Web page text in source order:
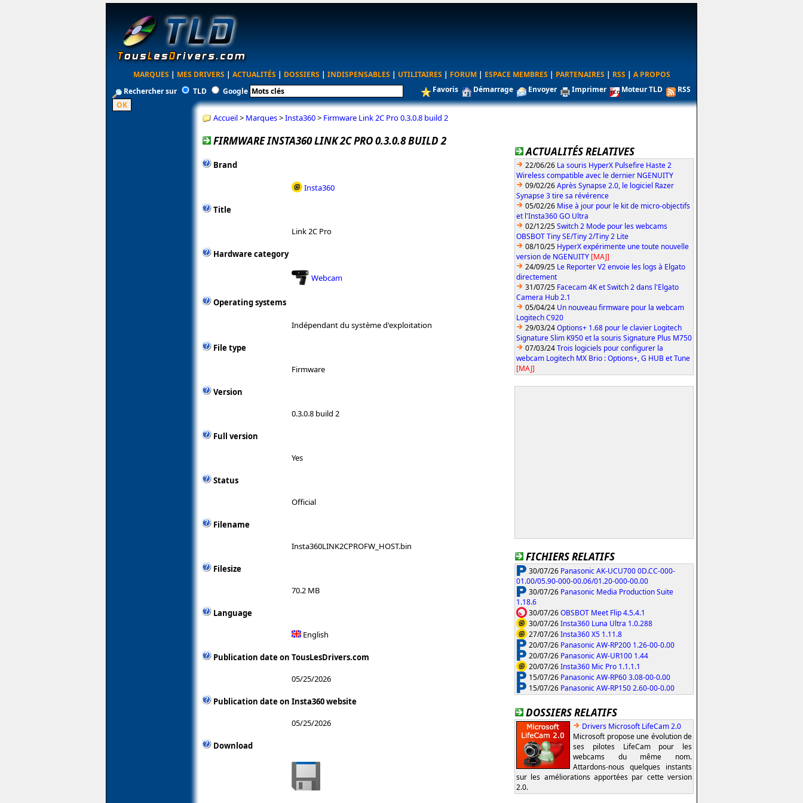
MARQUES | MES DRIVERS | ACTUALITÉS | DOSSIERS | INDISPENSABLES | UTILITAIRES | FORUM | ESPACE MEMBRES | PARTENAIRES | RSS | A PROPOS
Rechercher sur
TLD Google Favoris Démarrage Envoyer Imprimer Moteur TLD RSS
Accueil> Marques>Insta360> Firmware Link 2C Pro 0.3.0.8 build 2
FIRMWARE INSTA360 LINK 2C PRO 0.3.0.8 BUILD 2
Brand
Insta360
Title
Link 2C Pro
Hardware category
Webcam
Operating systems
Indépendant du système d'exploitation
File type
Firmware
Version
0.3.0.8 build 2
Full version
Yes
Status
Official
Filename
Insta360LINK2CPROFW_HOST.bin
Filesize
70.2 MB
Language
English
Publication date on TousLesDrivers.com
05/25/2026
Publication date on Insta360 website
05/25/2026
Download
ACTUALITÉS RELATIVES
22/06/26 La souris HyperX Pulsefire Haste 2
Wireless compatible avec le dernier NGENUITY
09/02/26Après Synapse 2.0, le logiciel Razer
Synapse 3 tire sa révérence
05/02/26 Mise à jour pour le kit de micro-objectifs
et l'Insta360 GO Ultra
02/12/25Switch 2 Mode pour les webcams
OBSBOT Tiny SE/Tiny 2/Tiny 2 Lite
08/10/25 HyperX expérimente une toute nouvelle
version de NGENUITY [MAJ]
24/09/25 Le Reporter V2 envoie les logs à Elgato
directement
31/07/25 Facecam 4K et Switch 2 dans l'Elgato
Camera Hub 2.1
05/04/24 Un nouveau firmware pour la webcam
Logitech C920
29/03/24Options+ 1.68 pour le clavier Logitech
Signature Slim K950 et la souris Signature Plus M750
07/03/24Trois logiciels pour configurer la
webcam Logitech MX Brio : Options+, G HUB et Tune
[MAJ]
FICHIERS RELATIFS
30/07/26 Panasonic AK-UCU700 0D.CC-000-
01.00/05.90-000-00.06/01.20-000-00.00
30/07/26 Panasonic Media Production Suite
1.18.6
30/07/26OBSBOT Meet Flip 4.5.4.1
30/07/26Insta360 Luna Ultra 1.0.288
27/07/26Insta360 X5 1.11.8
20/07/26 Panasonic AW-RP200 1.26-00-0.00
20/07/26 Panasonic AW-UR100 1.44
20/07/26Insta360 Mic Pro 1.1.1.1
15/07/26 Panasonic AW-RP60 3.08-00-0.00
15/07/26 Panasonic AW-RP150 2.60-00-0.00
DOSSIERS RELATIFS
Drivers Microsoft LifeCam 2.0
Microsoft propose une évolution de
ses pilotes LifeCam pour les
webcams du même nom.
Attardons-nous quelques instants
sur les améliorations apportées par cette version
2.0.